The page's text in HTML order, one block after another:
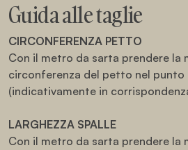
Guida alle taglie
CIRCONFERENZA PETTO
Con il metro da sarta prendere la
circonferenza del petto nel punto
(indicativamente in
LARGHEZZA SPALLE
Con il metro da sarta prendere la